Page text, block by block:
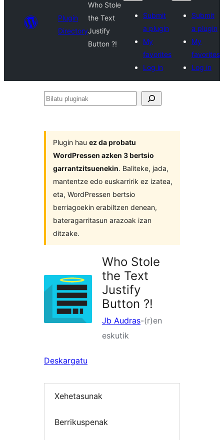
Plugin
Directory
Who Stole
the Text
Justify
Button ?!
Submit
a plugin
My
favorites
Log in
Submit
a plugin
My
favorites
Log in
Bilatu
Plugin hau ez da probatu
WordPressen azken 3 bertsio
garrantzitsuenekin. Baliteke, jada,
mantentze edo euskarririk ez izatea,
eta, WordPressen bertsio
berriagoekin erabiltzen denean,
bateragarritasun arazoak izan
ditzake.
Who Stole
the Text
Justify
Button ?!
Jb Audras-(r)en
eskutik
Deskargatu
Xehetasunak
Berrikuspenak